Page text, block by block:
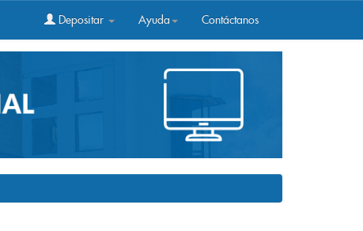
Depositar Ayuda Contáctanos